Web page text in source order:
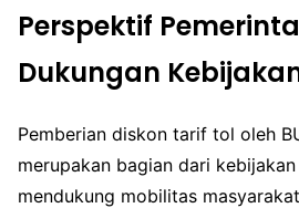
Perspektif
Dukungan
Pemberian diskon tarif tol oleh
merupakan bagian dari
mendukung mobilitas